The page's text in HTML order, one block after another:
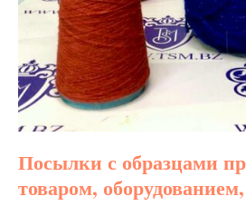
Посылки с образцами
товаром,